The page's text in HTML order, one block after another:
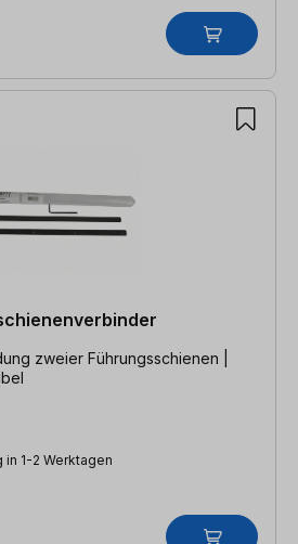
zweier Führungsschienen |
in 1-2 Werktagen